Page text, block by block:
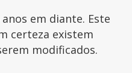
em diante. Este
certeza existem
modificados.